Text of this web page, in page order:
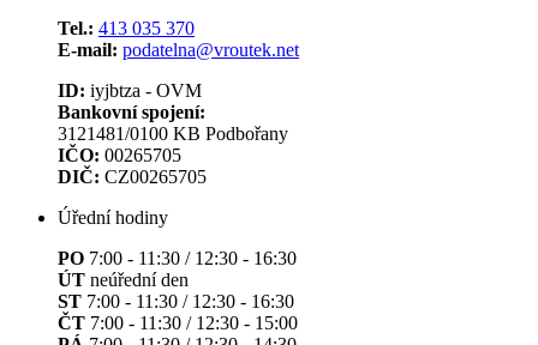
Tel.: 413 035 370
E-mail: podatelna@vroutek.net
ID: iyjbtza - OVM
Bankovní spojení:
3121481/0100 KB Podbořany
IČO: 00265705
DIČ: CZ00265705
Úřední hodiny
PO 7:00 - 11:30 / 12:30 - 16:30
ÚT neúřední den
ST 7:00 - 11:30 / 12:30 - 16:30
ČT 7:00 - 11:30 / 12:30 - 15:00